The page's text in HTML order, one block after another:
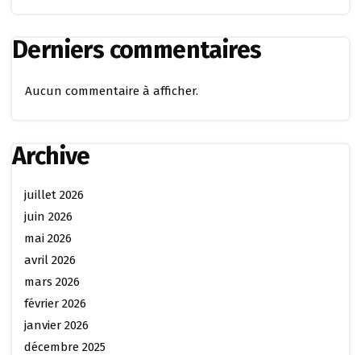
Derniers commentaires
Aucun commentaire à afficher.
Archive
juillet 2026
juin 2026
mai 2026
avril 2026
mars 2026
février 2026
janvier 2026
décembre 2025